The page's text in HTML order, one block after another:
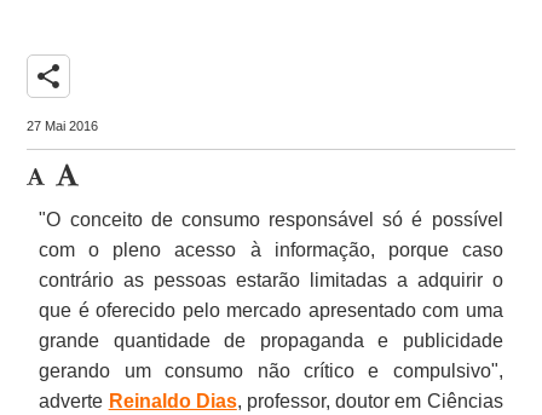
share
27 Mai 2016
"O conceito de consumo responsável
só é possível
com o pleno acesso à informação, porque caso
contrário as pessoas estarão limitadas a adquirir o
que é oferecido pelo mercado apresentado com uma
grande quantidade de propaganda e publicidade
gerando um consumo não crítico e compulsivo",
adverte Reinaldo Dias, professor, doutor em Ciências